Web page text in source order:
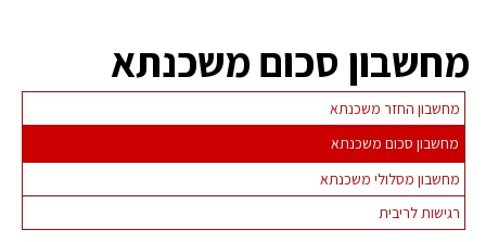
מחשבון סכום משכנתא
מחשבון החזר משכנתא
מחשבון סכום משכנתא
מחשבון מסלולי משכנתא
רגישות לריבית